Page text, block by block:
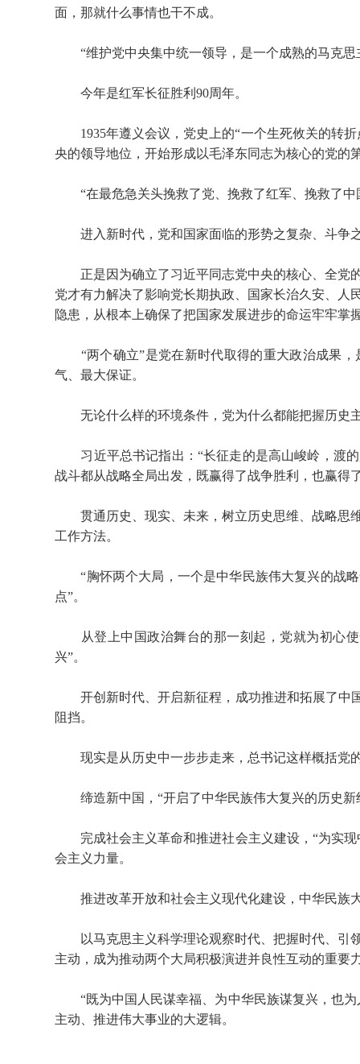
面，那就什么事情也干不成。
“维护党中央集中统一领导，是一个成熟的马克思
今年是红军长征胜利90周年。
1935年遵义会议，党史上的“一个生死攸关的转折
央的领导地位，开始形成以毛泽东同志为核心的党的
“在最危急关头挽救了党、挽救了红军、挽救了中
进入新时代，党和国家面临的形势之复杂、斗争
正是因为确立了习近平同志党中央的核心、全党
党才有力解决了影响党长期执政、国家长治久安、
隐患，从根本上确保了把国家发展进步的命运牢牢掌
“两个确立”是党在新时代取得的重大政治成果，
气、最大保证。
无论什么样的环境条件，党为什么都能把握历史
习近平总书记指出：“长征走的是高山峻岭，渡的
战斗都从战略全局出发，既赢得了战争胜利，也赢得
贯通历史、现实、未来，树立历史思维、战略思
工作方法。
“胸怀两个大局，一个是中华民族伟大复兴的战略
点”。
从登上中国政治舞台的那一刻起，党就为初心使
兴”。
开创新时代、开启新征程，成功推进和拓展了中
阻挡。
现实是从历史中一步步走来，总书记这样概括党
缔造新中国，“开启了中华民族伟大复兴的历史新
完成社会主义革命和推进社会主义建设，“为实现
会主义力量。
推进改革开放和社会主义现代化建设，中华民族
以马克思主义科学理论观察时代、把握时代、引
主动，成为推动两个大局积极演进并良性互动的重要
“既为中国人民谋幸福、为中华民族谋复兴，也为
主动、推进伟大事业的大逻辑。